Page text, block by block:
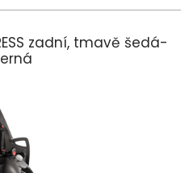
zadní, tmavě šedá-